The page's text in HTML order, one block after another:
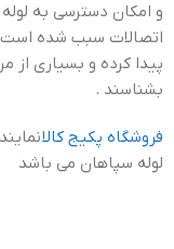
و امکان دسترسی به
اتصالات سبب شده است
پیدا کرده و بسیاری از
بشناسند .
فروشگاه پکیج کالا
لوله سپاهان می باشد